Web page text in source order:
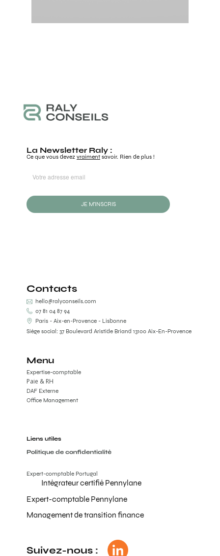
La Newsletter Raly :
Ce que vous devez vraiment savoir. Rien de plus !
JE M'INSCRIS
Contacts
hello@ralyconseils.com
07 81 04 87 94
Paris - Aix-en-Provence - Lisbonne
Siège social: 37 Boulevard Aristide Briand 13100 Aix-En-Provence
Menu
Expertise-comptable
DAF Externe
Office Management
Paie & RH
Liens utiles
Politique de confidentialité
Expert-comptable Portugal
Intégrateur certifié Pennylane
Expert-comptable Pennylane
Management de transition finance
Suivez-nous :